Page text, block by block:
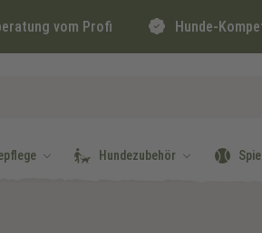
vom Profi Hunde-
Hundezubehör